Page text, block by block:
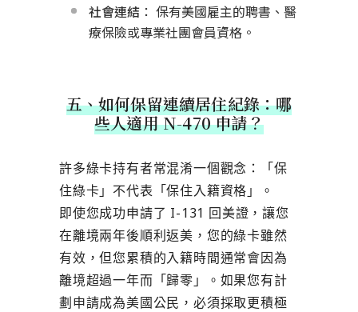
社會連結 ： 保有美國雇主的聘書、醫
療保險或專業社團會員資格。
五、如何保留連續居住紀錄：哪
些人適用 N-470 申請？
許多綠卡持有者常混淆一個觀念：
「保
住綠卡」不代表「保住入籍資格」
。
即使您成功申請了 I-131 回美證，讓您
在離境兩年後順利返美，您的綠卡雖然
有效，但您累積的入籍時間通常會因為
離境超過一年而「歸零」。如果您有計
劃申請成為美國公民，必須採取更積極